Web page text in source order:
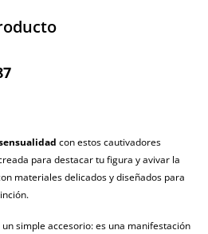
con estos cautivadores
para destacar tu figura y avivar la
materiales delicados y diseñados para
simple accesorio: es una manifestación